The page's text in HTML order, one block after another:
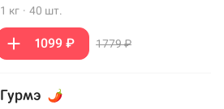
1 кг · 40 шт.
1099 ₽ 1779 ₽
Гурмэ